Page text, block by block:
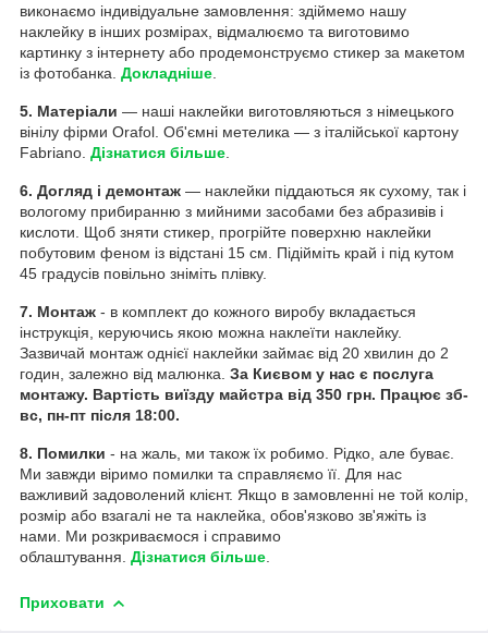
виконаємо індивідуальне замовлення: здіймемо нашу
наклейку в інших розмірах, відмалюємо та виготовимо
картинку з інтернету або продемонструємо стикер за макетом
із фотобанка. Докладніше
5. Матеріали — наші наклейки виготовляються з німецького
вінілу фірми Orafol. Об'ємні метелика — з італійської картону
Fabriano. Дізнатися більше
6. Догляд і демонтаж — наклейки піддаються як сухому, так і
вологому прибиранню з мийними засобами без абразивів і
кислоти. Щоб зняти стикер, прогрійте поверхню наклейки
побутовим феном із відстані 15 см. Підійміть край і під кутом
45 градусів повільно зніміть плівку.
7. Монтаж - в комплект до кожного виробу вкладається
інструкція, керуючись якою можна наклеїти наклейку.
Зазвичай монтаж однієї наклейки займає від 20 хвилин до 2
годин, залежно від малюнка. За Києвом у нас є послуга
монтажу. Вартість виїзду майстра від 350 грн. Працює зб-
вс, пн-пт після 18:00.
8. Помилки - на жаль, ми також їх робимо. Рідко, але буває.
Ми завжди віримо помилки та справляємо її. Для нас
важливий задоволений клієнт. Якщо в замовленні не той колір,
розмір або взагалі не та наклейка, обов'язково зв'яжіть із
нами. Ми розкриваємося і справимо
облаштування. Дізнатися більше
Приховати